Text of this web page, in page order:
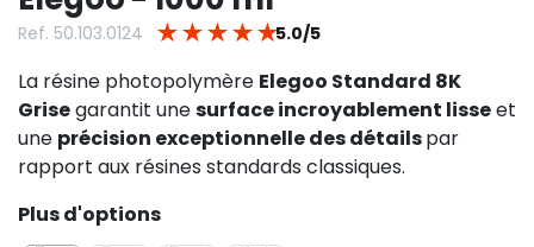
Ref. 50.103.0124 ★ ★ ★ ★ ★5.0/5
La résine photopolymère Elegoo Standard 8K
Grisegarantit unesurface incroyablement lisseet
une précision exceptionnelle des détailspar
rapport aux résines standards classiques.
Plus d'options